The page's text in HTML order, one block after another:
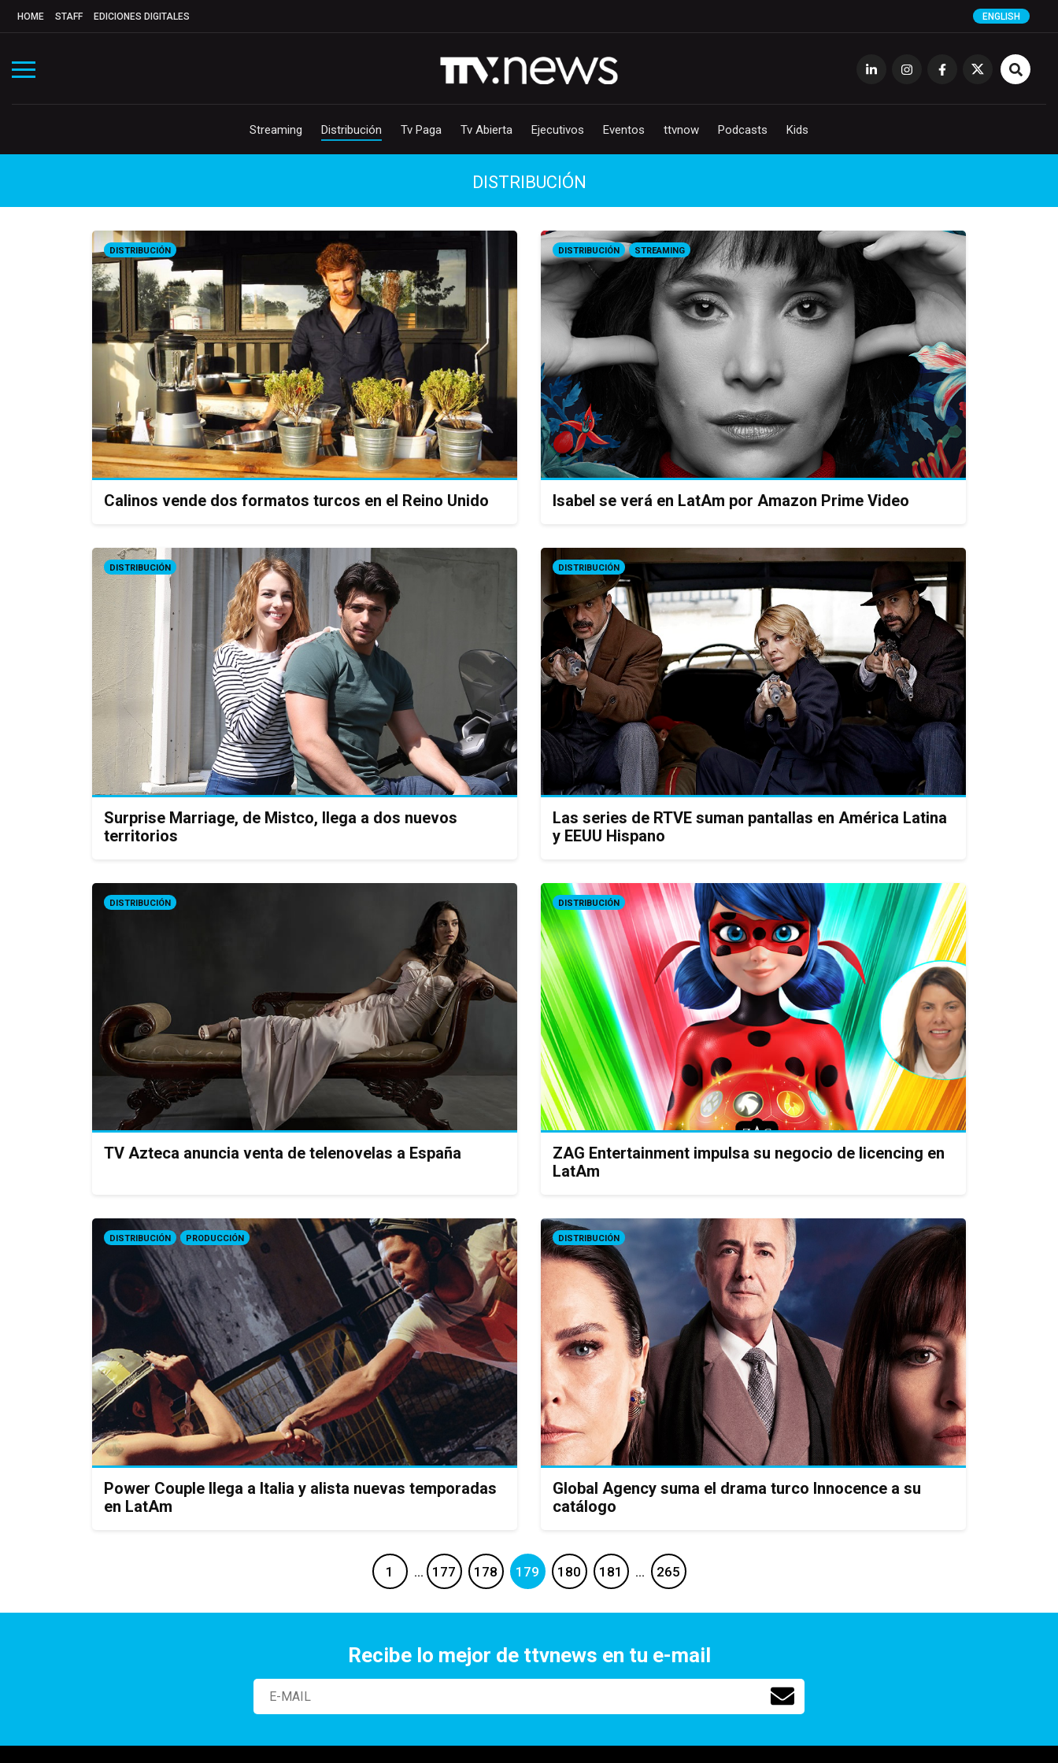
HOME STAFF EDICIONES DIGITALES ENGLISH
Streaming Distribución Tv Paga Tv Abierta Ejecutivos Eventos ttvnow Podcasts Kids
DISTRIBUCIÓN
DISTRIBUCIÓN
Calinos vende dos formatos turcos en el Reino Unido
DISTRIBUCIÓN STREAMING
Isabel se verá en LatAm por Amazon Prime Video
DISTRIBUCIÓN
Surprise Marriage, de Mistco, llega a dos nuevos
territorios
DISTRIBUCIÓN
Las series de RTVE suman pantallas en América Latina
y EEUU Hispano
DISTRIBUCIÓN
TV Azteca anuncia venta de telenovelas a España
DISTRIBUCIÓN
ZAG Entertainment impulsa su negocio de licencing en
LatAm
DISTRIBUCIÓN PRODUCCIÓN
Power Couple llega a Italia y alista nuevas temporadas
en LatAm
DISTRIBUCIÓN
Global Agency suma el drama turco Innocence a su
catálogo
1 … 177 178 179 180 181 … 265
Recibe lo mejor de ttvnews en tu e-mail